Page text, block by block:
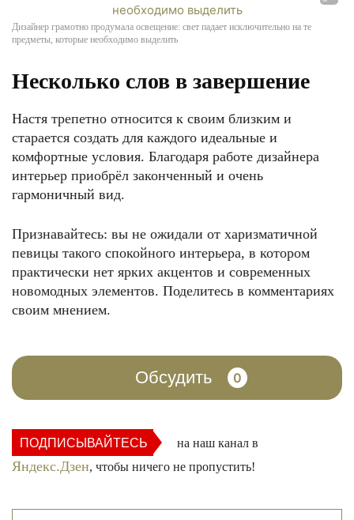
Дизайнер грамотно продумала освещение: свет падает исключительно на те
предметы, которые необходимо выделить
Несколько слов в завершение
Настя трепетно относится к своим близким и
старается создать для каждого идеальные и
комфортные условия. Благодаря работе дизайнера
интерьер приобрёл законченный и очень
гармоничный вид.
Признавайтесь: вы не ожидали от харизматичной
певицы такого спокойного интерьера, в котором
практически нет ярких акцентов и современных
новомодных элементов. Поделитесь в комментариях
своим мнением.
Обсудить 0
ПОДПИСЫВАЙТЕСЬ на наш канал в
Яндекс.Дзен, чтобы ничего не пропустить!